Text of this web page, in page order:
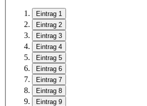
Eintrag 1
Eintrag 2
Eintrag 3
Eintrag 4
Eintrag 5
Eintrag 6
Eintrag 7
Eintrag 8
Eintrag 9